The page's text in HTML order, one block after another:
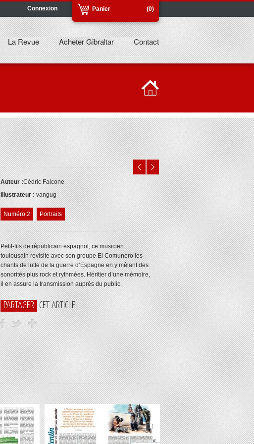
(0)
Panier
Connexion
La Revue Acheter Gibraltar Contact
Auteur :Cédric Falcone
Illustrateur :vangug
Numéro 2 Portraits
Petit-fils de républicain espagnol, ce musicien
toulousain revisite avec son groupe El Comunero les
chants de lutte de la guerre d’Espagne en y mêlant des
sonorités plus rock et rythmées. Héritier d’une mémoire,
il en assure la transmission auprès du public.
PARTAGER CET ARTICLE